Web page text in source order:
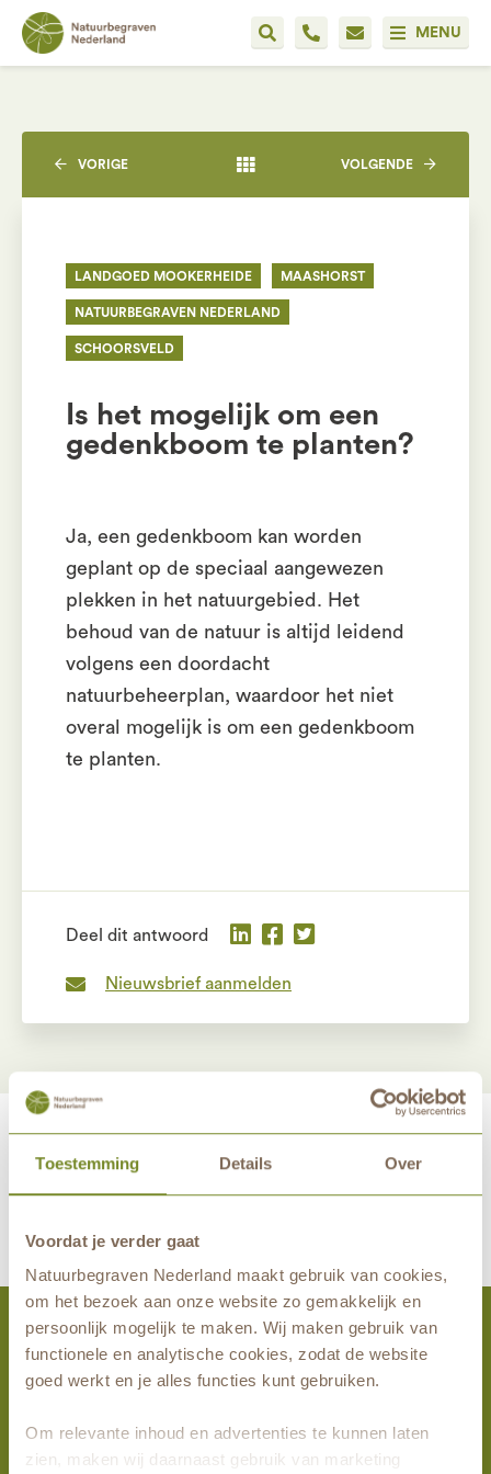
Toestemming Details Over
Voordat je verder gaat
Natuurbegraven Nederland maakt gebruik van cookies,
om het bezoek aan onze website zo gemakkelijk en
persoonlijk mogelijk te maken. Wij maken gebruik van
functionele en analytische cookies, zodat de website
goed werkt en je alles functies kunt gebruiken.
Om relevante inhoud en advertenties te kunnen laten
zien, maken wij daarnaast gebruik van marketing
MENU
VORIGE VOLGENDE
LANDGOED MOOKERHEIDE MAASHORST
NATUURBEGRAVEN NEDERLAND
SCHOORSVELD
Is het mogelijk om een
gedenkboom te planten?
Ja, een gedenkboom kan worden
geplant op de speciaal aangewezen
plekken in het natuurgebied. Het
behoud van de natuur is altijd leidend
volgens een doordacht
natuurbeheerplan, waardoor het niet
overal mogelijk is om een gedenkboom
te planten.
Deel dit antwoord
Nieuwsbrief aanmelden
maakt eeuwige grafrust in de natuur mogelijk samen met
Natuurbegraven Nederland